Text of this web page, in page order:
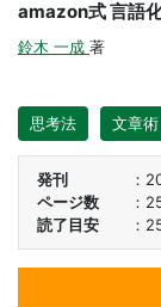
amazon式 言語
鈴木 一成 著
思考法 文章
発刊
ページ数
読了目安